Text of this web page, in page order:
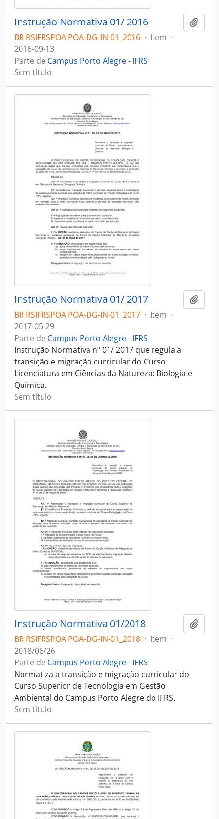
Instrução Normativa 01/ 2016
BR RSIFRSPOA POA-DG-IN-01_2016 · Item ·
2016-09-13
Parte de Campus Porto Alegre - IFRS
Sem título
Instrução Normativa 01/ 2017
BR RSIFRSPOA POA-DG-IN-01_2017 · Item ·
2017-05-29
Parte de Campus Porto Alegre - IFRS
Instrução Normativa nº 01/ 2017 que regula a
transição e migração curricular do Curso
Licenciatura em Ciências da Natureza: Biologia e
Química.
Sem título
Instrução Normativa 01/2018
BR RSIFRSPOA POA-DG-IN-01_2018 · Item ·
2018/06/26
Parte de Campus Porto Alegre - IFRS
Normatiza a transição e migração curricular do
Curso Superior de Tecnologia em Gestão
Ambiental do Campus Porto Alegre do IFRS.
Sem título